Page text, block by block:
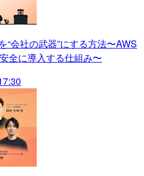
“会社の武器”にする方法〜AWS
全に導入する仕組み〜